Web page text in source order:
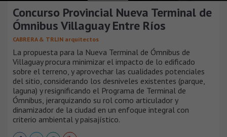
Concurso Provincial Nueva Terminal de
Ómnibus Villaguay Entre Ríos
CABRERA & TRLIN arquitectos
La propuesta para la Nueva Terminal de Ómnibus de
Villaguay procura minimizar el impacto de lo edificado
sobre el terreno, y aprovechar las cualidades potenciales
del sitio, considerando los desniveles existentes (parque,
laguna) y resignificando el Programa de Terminal de
Ómnibus, jerarquizando su rol como articulador y
dinamizador de la ciudad en un enfoque integral con
criterio ambiental y paisajístico.